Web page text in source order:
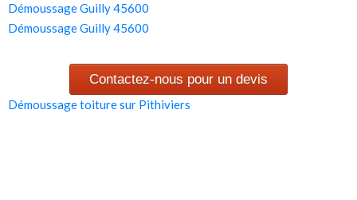
Démoussage Guilly 45600
Démoussage Guilly 45600
Contactez-nous pour un devis
Démoussage toiture sur Pithiviers